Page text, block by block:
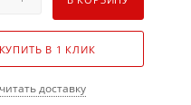
КУПИТЬ В 1 КЛИК
доставку